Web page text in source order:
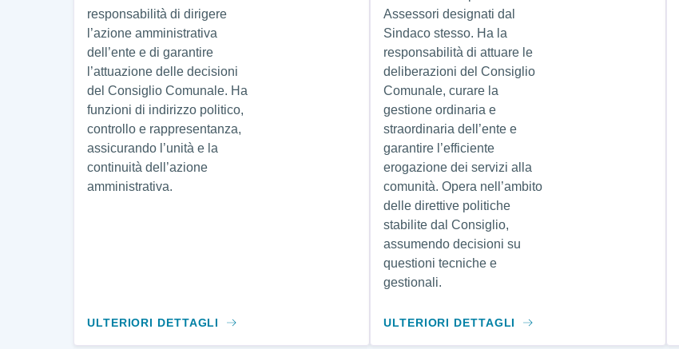
responsabilità di dirigere
l’azione amministrativa
dell’ente e di garantire
l’attuazione delle decisioni
del Consiglio Comunale. Ha
funzioni di indirizzo politico,
controllo e rappresentanza,
assicurando l’unità e la
continuità dell’azione
amministrativa.
ULTERIORI DETTAGLI
Assessori designati dal
Sindaco stesso. Ha la
responsabilità di attuare le
deliberazioni del Consiglio
Comunale, curare la
gestione ordinaria e
straordinaria dell’ente e
garantire l’efficiente
erogazione dei servizi alla
comunità. Opera nell’ambito
delle direttive politiche
stabilite dal Consiglio,
assumendo decisioni su
questioni tecniche e
gestionali.
ULTERIORI DETTAGLI